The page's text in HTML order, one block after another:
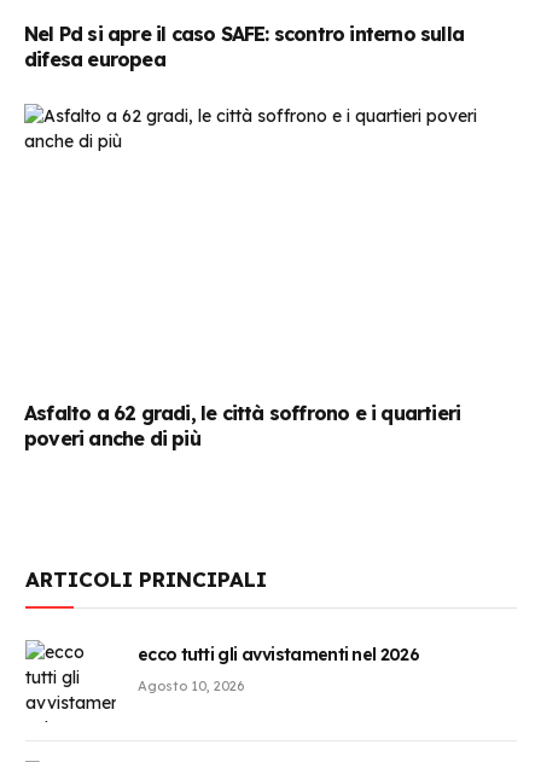
Nel Pd si apre il caso SAFE: scontro interno sulla
difesa europea
Asfalto a 62 gradi, le città soffrono e i quartieri
poveri anche di più
ARTICOLI PRINCIPALI
ecco tutti gli avvistamenti nel 2026
Agosto 10, 2026